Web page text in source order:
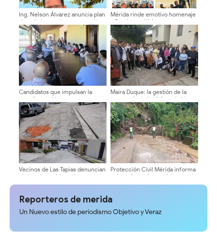
Ing. Nelson Álvarez anuncia plan
de trabajo para la recuperación
de la Plaza Bolívar de Mérida
Mérida rinde emotivo homenaje
a Bomberos ULA tras rescates
en La Guaira
Candidatos que impulsan la
transformación avanzan en su
agenda de encuentros
universitarios
Maira Duque: la gestión de la
secretaría de la ULA será abierta
y transparente
Vecinos de Las Tapias denuncian
el abandono vial y exigen
asfaltado urgente
Protección Civil Mérida informa
sobre afectaciones viales en el
Páramo
Reporteros de merida
Un Nuevo estilo de periodismo Objetivo y Veraz